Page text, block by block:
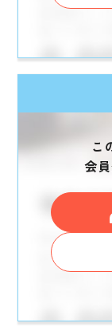
こ
会